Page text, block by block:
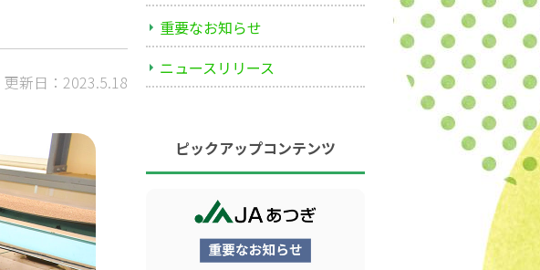
更新日：2023.5.18
重要なお知らせ
ニュースリリース
ピックアップコンテンツ